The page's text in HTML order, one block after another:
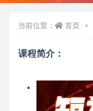
当前位置： 首页
课程简介：